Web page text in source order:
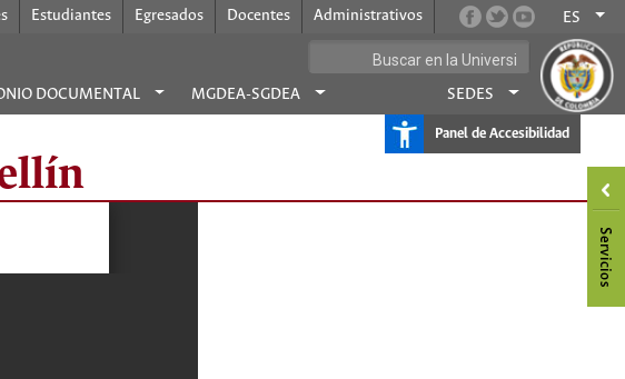
Estudiantes Egresados Docentes Administrativos ES
DOCUMENTAL MGDEA-SGDEA SEDES
Panel de Accesibilidad